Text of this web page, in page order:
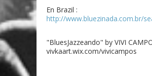
En Brazil :
http://www.bluezinada.com.br/
"BluesJazzeando" by VIVI
vivkaart.wix.com/vivicampos